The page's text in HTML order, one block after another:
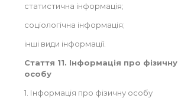
статистична інформація;
соціологічна інформація;
інші види інформації.
Стаття 11. Інформація про фізичну
особу
1. Інформація про фізичну особу